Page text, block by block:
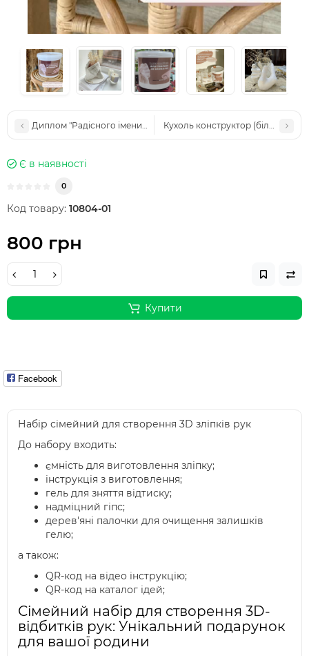
Диплом "Радісного іменинника"Кухоль конструктор (білий)
Є в наявності
0
Код товару: 10804-01
800 грн
Купити
Facebook
Набір сімейний для створення 3D зліпків рук
До набору входить:
ємність для виготовлення зліпку;
інструкція з виготовлення;
гель для зняття відтиску;
надміцний гіпс;
дерев'яні палочки для очищення залишків
гелю;
а також:
QR-код на відео інструкцію;
QR-код на каталог ідей;
Сімейний набір для створення 3D-
відбитків рук: Унікальний подарунок
для вашої родини